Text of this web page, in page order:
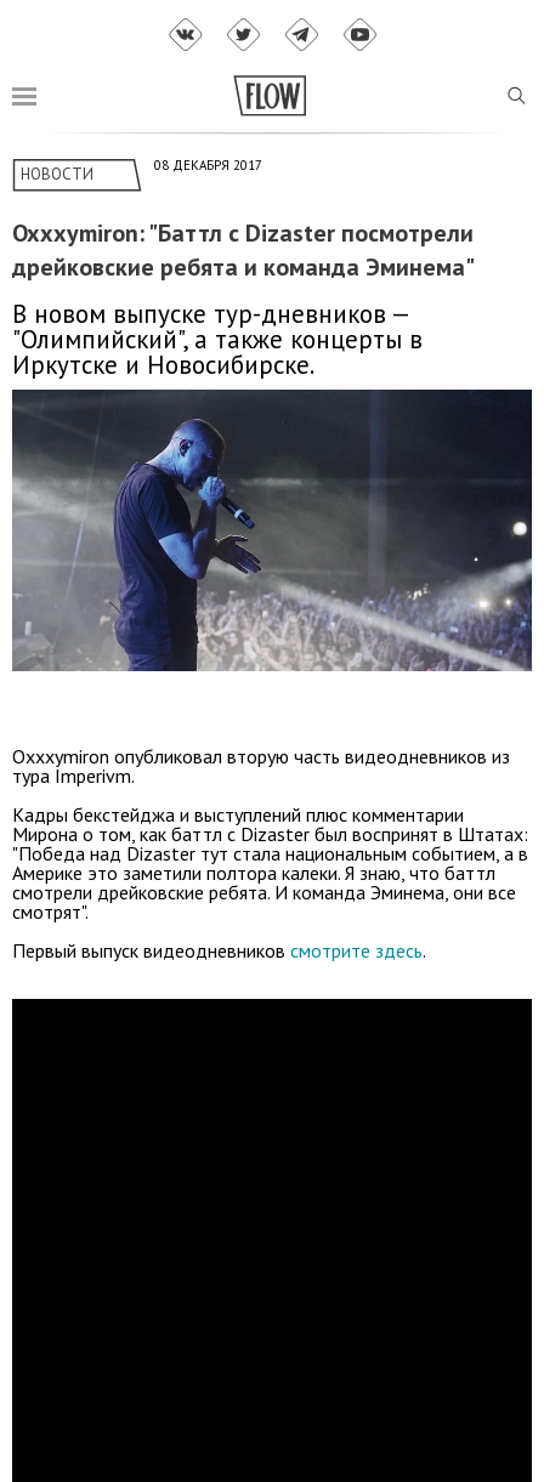
НОВОСТИ 08 ДЕКАБРЯ 2017
Oxxxymiron: "Баттл с Dizaster посмотрели
дрейковские ребята и команда Эминема"
В новом выпуске тур-дневников —
"Олимпийский", а также концерты в
Иркутске и Новосибирске.
Oxxxymiron опубликовал вторую часть видеодневников из
тура Imperivm.
Кадры бекстейджа и выступлений плюс комментарии
Мирона о том, как баттл с Dizaster был воспринят в Штатах:
"Победа над Dizaster тут стала национальным событием, а в
Америке это заметили полтора калеки. Я знаю, что баттл
смотрели дрейковские ребята. И команда Эминема, они все
смотрят".
Первый выпуск видеодневников смотрите здесь.